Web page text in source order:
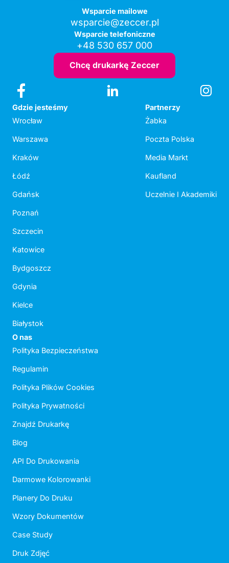
Wsparcie mailowe
wsparcie@zeccer.pl
Wsparcie telefoniczne
+48 530 657 000
Chcę drukarkę Zeccer
Gdzie jesteśmy
Wrocław
Warszawa
Kraków
Łódź
Gdańsk
Poznań
Szczecin
Katowice
Bydgoszcz
Gdynia
Kielce
Białystok
Partnerzy
Żabka
Poczta Polska
Media Markt
Kaufland
Uczelnie I Akademiki
O nas
Polityka Bezpieczeństwa
Regulamin
Polityka Plików Cookies
Polityka Prywatności
Znajdź Drukarkę
Blog
API Do Drukowania
Darmowe Kolorowanki
Planery Do Druku
Wzory Dokumentów
Case Study
Druk Zdjęć